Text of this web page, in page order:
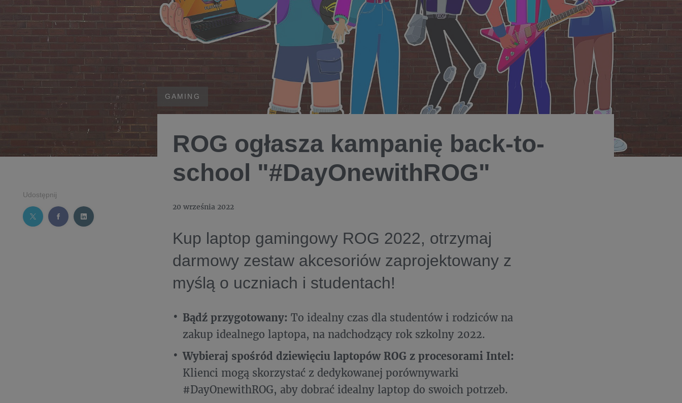
Udostępnij
GAMING
ROG ogłasza kampanię back-to-
school "#DayOnewithROG"
20 września 2022
Kup laptop gamingowy ROG 2022, otrzymaj
darmowy zestaw akcesoriów zaprojektowany z
myślą o uczniach i studentach!
Bądź przygotowany: To idealny czas dla studentów i rodziców na
zakup idealnego laptopa, na nadchodzący rok szkolny 2022.
Wybieraj spośród dziewięciu laptopów ROG z procesorami Intel:
Klienci mogą skorzystać z dedykowanej porównywarki
#DayOnewithROG, aby dobrać idealny laptop do swoich potrzeb.